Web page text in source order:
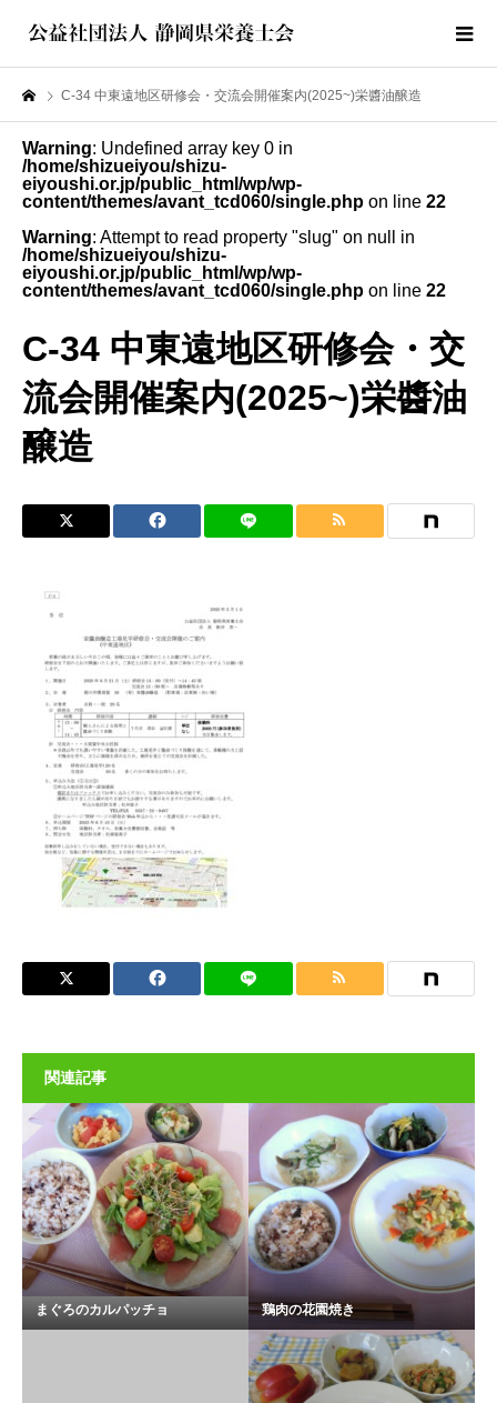
C-34 中東遠地区研修会・交流会開催案内(2025~)栄醬油醸造
Warning: Undefined array key 0 in
/home/shizueiyou/shizu-
eiyoushi.or.jp/public_html/wp/wp-
content/themes/avant_tcd060/single.php on line 22
Warning: Attempt to read property "slug" on null in
/home/shizueiyou/shizu-
eiyoushi.or.jp/public_html/wp/wp-
content/themes/avant_tcd060/single.php on line 22
C-34 中東遠地区研修会・交
流会開催案内(2025~)栄醬油
醸造
関連記事
まぐろのカルパッチョ 鶏肉の花園焼き